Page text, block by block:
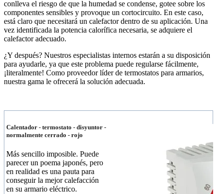
conlleva el riesgo de que la humedad se condense, gotee sobre los
componentes sensibles y provoque un cortocircuito. En este caso,
está claro que necesitará un calefactor dentro de su aplicación. Una
vez identificada la potencia calorífica necesaria, se adquiere el
calefactor adecuado.
¿Y después? Nuestros especialistas internos estarán a su disposición
para ayudarle, ya que este problema puede regularse fácilmente,
¡literalmente! Como proveedor líder de termostatos para armarios,
nuestra gama le ofrecerá la solución adecuada.
Calentador - termostato - disyuntor -
normalmente cerrado - rojo
Más sencillo imposible. Puede
parecer un poema japonés, pero
en realidad es una pauta para
conseguir la mejor calefacción
en su armario eléctrico.